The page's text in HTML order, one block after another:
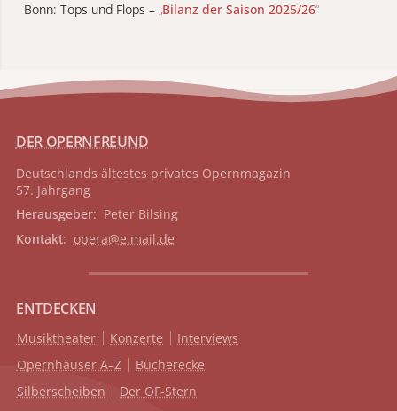
Bonn: Tops und Flops – „Bilanz der Saison 2025/26“
DER OPERNFREUND
Deutschlands ältestes privates Opernmagazin
57. Jahrgang
Herausgeber: Peter Bilsing
Kontakt: opera@e.mail.de
ENTDECKEN
Musiktheater Konzerte
Interviews
Opernhäuser A–Z
Bücherecke
Silberscheiben
Der OF-Stern